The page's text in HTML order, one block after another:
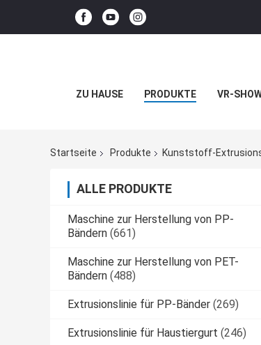
ZU HAUSE PRODUKTE VR-
Startseite Produkte Kunststoff-
ALLE PRODUKTE
Maschine zur Herstellung von PP-
Bändern (661)
Maschine zur Herstellung von PET-
Bändern (488)
Extrusionslinie für PP-Bänder (269)
Extrusionslinie für Haustiergurt (246)